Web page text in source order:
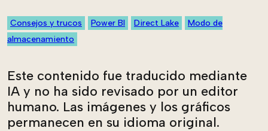
Consejos y trucos Power BI Direct Lake
Modo de
almacenamiento
Este contenido fue traducido mediante
IA y no ha sido revisado por un editor
humano. Las imágenes y los gráficos
permanecen en su idioma original.